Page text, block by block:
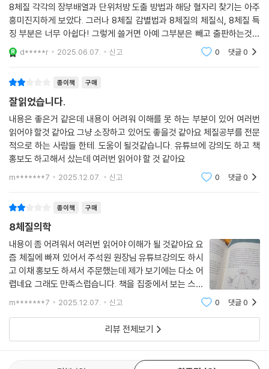
체질과 식성은 생각보다 관련성이 없다는 것이다. 흔히들 체질에 적합한
음식을 선호하고 체질에 적합하지 않은 음식은 배척할 것 같지만, 사실은
그렇지 않다.
버전이라고나 할까?
8체질의학은 보편의학이고 예방의학이다!!
인간과 자연의 조화로운 공존을 구현하는 생명의학이다!!
그것에 비해 한의학은 좀 달랐다. 인체의 대전제로서 음양오행(陰陽五
行)의 원리가 최전방에 서있었고, 대부분의 의가(醫家)의 이론이 이 틀로
써 연역적으로 풀이되고 있었다. 이것은 항상성, 즉 호미오스타시스(Hom
eostasis)를 제1의 원리로 삼는 의학의 테제에 썩 잘 부합하는 것이었다.
한의학은 인체에 존재하는 모든 장부와 조직의 생명 활동을 음양의 균형
(balance)이나 조화(harmony)의 법칙으로, 혹은 오행의 상생상극에 따
른 역학적(dynamic) 법칙으로 일관되게 설명하고자 분투하고 있었다. 저
자 주원장에게 한의학의 큰 그림(Big Picture)은 이렇게 원리적, 법칙적
하지만 그가 보기에 문제는 구체성이었다. 전제만 있고 내용이 없었다. 표
어만 있고 절차가 없었다. 내용 없는 형식처럼 공허하고, 앙코 없는 찐빵처
럼 쓸쓸했다. 사실, 그 정보의 양은 사고전서를 가득 채울 정도로 산더미처
럼 무지막지하게 방대한데 그 실내용은 참으로 허전했다. 배터지게 많이
먹은 것 같은데 하릴없이 허기졌다.
성했다. 전통한의학처럼 양적으로 그런 것이 아니라 집약된 알짜배기 정보
로서 그 질이 풍요로웠다. 놀라웠다. 눈부셨다. 거기엔 공리가 있고, 정리가
8체질 각각의 장부배열과 단위처방 도출 방법과 해당 혈자리 찾기는 아주
흥미진지하게 보았다. 그러나 8체질 감별법과 8체질의 체질식, 8체질 특
징 부분은 너무 아쉽다! 그렇게 쓸거면 아예 그부분은 빼고 출판하는것이
좋을것 같다.
d*****r 2025.06.07. 신고 0 댓글0
종이책 구매
잘읽었습니다.
내용은 좋은거 같은데 내용이 어려워 이해를 못 하는 부분이 있어 여러번
읽어야 할것 같아요 그냥 소장하고 있어도 좋을것 같아요 체질공부를 전문
적으로 하는 사람들 한테. 도움이 될것같습니다. 유튜브에 강의도 하고 책
홍보도 하고해서 샀는데 여러번 읽어야 할 것 같아요
m*******7 2025.12.07. 신고 0 댓글0
종이책 구매
8체질의학
내용이 좀 어려워서 여러번 읽어야 이해가 될 것같아요 요
즘 체질에 빠져 있어서 주석원 원장님 유튜브강의도 하시
고 이채 홍보도 하셔서 주문했는데 제가 보기에는 다소 어
렵네요 그래도 만족스럽습니다. 책을 집중에서 보는 스타
일이 아니여서 여러번 읽어야할것 같아요
m*******7 2025.12.07. 신고 0 댓글0
리뷰 전체보기